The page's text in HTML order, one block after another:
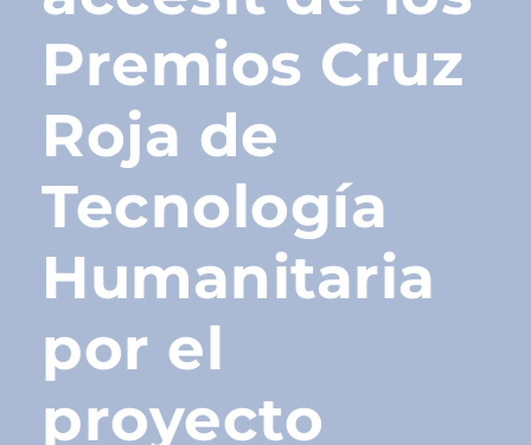
Premios Cruz
Roja de
Tecnología
Humanitaria
por el
proyecto